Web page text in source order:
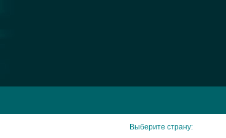
Выберите страну: